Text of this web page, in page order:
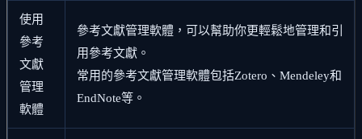
使用
參考
文獻
管理
軟體
參考文獻管理軟體，可以幫助你更輕鬆地管理和引
用參考文獻。
常用的參考文獻管理軟體包括Zotero、Mendeley和
EndNote等。